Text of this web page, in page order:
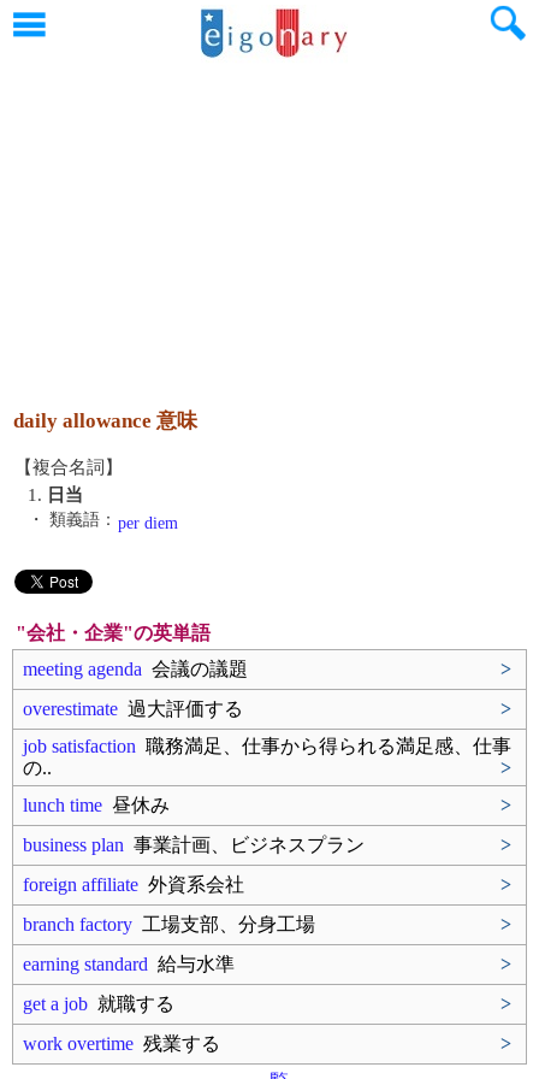
daily allowance 意味
【複合名詞】
1. 日当
・ 類義語： per diem
"会社・企業"の英単語
meeting agenda 会議の議題
>
overestimate 過大評価する
>
job satisfaction 職務満足、仕事から得られる満足感、仕事
の..
>
lunch time 昼休み
>
business plan 事業計画、ビジネスプラン
>
foreign affiliate 外資系会社
>
branch factory 工場支部、分身工場
>
earning standard 給与水準
>
get a job 就職する
>
work overtime 残業する
>